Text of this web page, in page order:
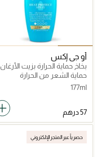
أو جي إكس
بخاخ حماية الحرارة بزيت الأرغان
المغربي
حماية الشعر من الحرارة
177ml
حصرياً عبر المتجر الإلكتروني